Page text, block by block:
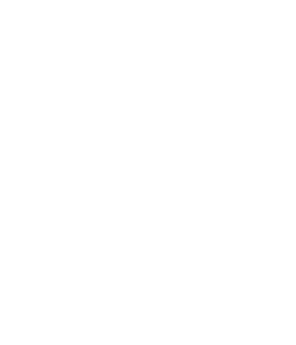
funzionalità dei social
traffico. Condividiamo
in cui l’utente utilizza il
che si occupano di analisi
media, i quali potrebbero
che ha fornito loro o
utilizzo dei loro servizi.